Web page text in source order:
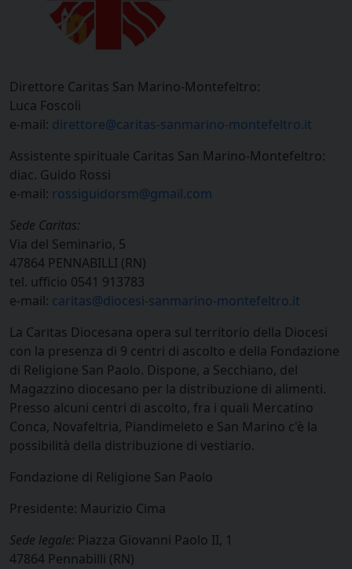
Direttore Caritas San Marino-Montefeltro:
Luca Foscoli
e-mail: direttore@caritas-sanmarino-montefeltro.it
Assistente spirituale Caritas San Marino-Montefeltro:
diac. Guido Rossi
e-mail: rossiguidorsm@gmail.com
Sede Caritas:
Via del Seminario, 5
47864 PENNABILLI (RN)
tel. ufficio 0541 913783
e-mail: caritas@diocesi-sanmarino-montefeltro.it
La Caritas Diocesana opera sul territorio della Diocesi
con la presenza di 9 centri di ascolto e della Fondazione
di Religione San Paolo. Dispone, a Secchiano, del
Magazzino diocesano per la distribuzione di alimenti.
Presso alcuni centri di ascolto, fra i quali Mercatino
Conca, Novafeltria, Piandimeleto e San Marino c'è la
possibilità della distribuzione di vestiario.
Fondazione di Religione San Paolo
Presidente: Maurizio Cima
Sede legale: Piazza Giovanni Paolo II, 1
47864 Pennabilli (RN)